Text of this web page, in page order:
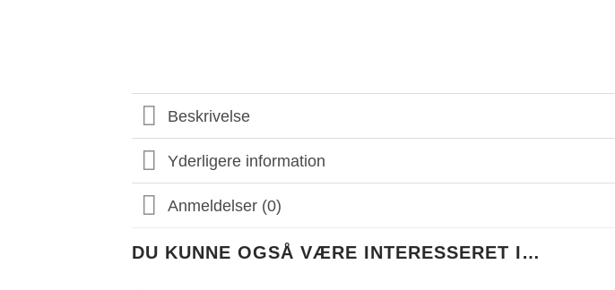
Beskrivelse
Yderligere information
Anmeldelser (0)
DU KUNNE OGSÅ VÆRE INTERESSERET I…